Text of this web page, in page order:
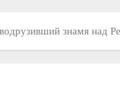
знамя над